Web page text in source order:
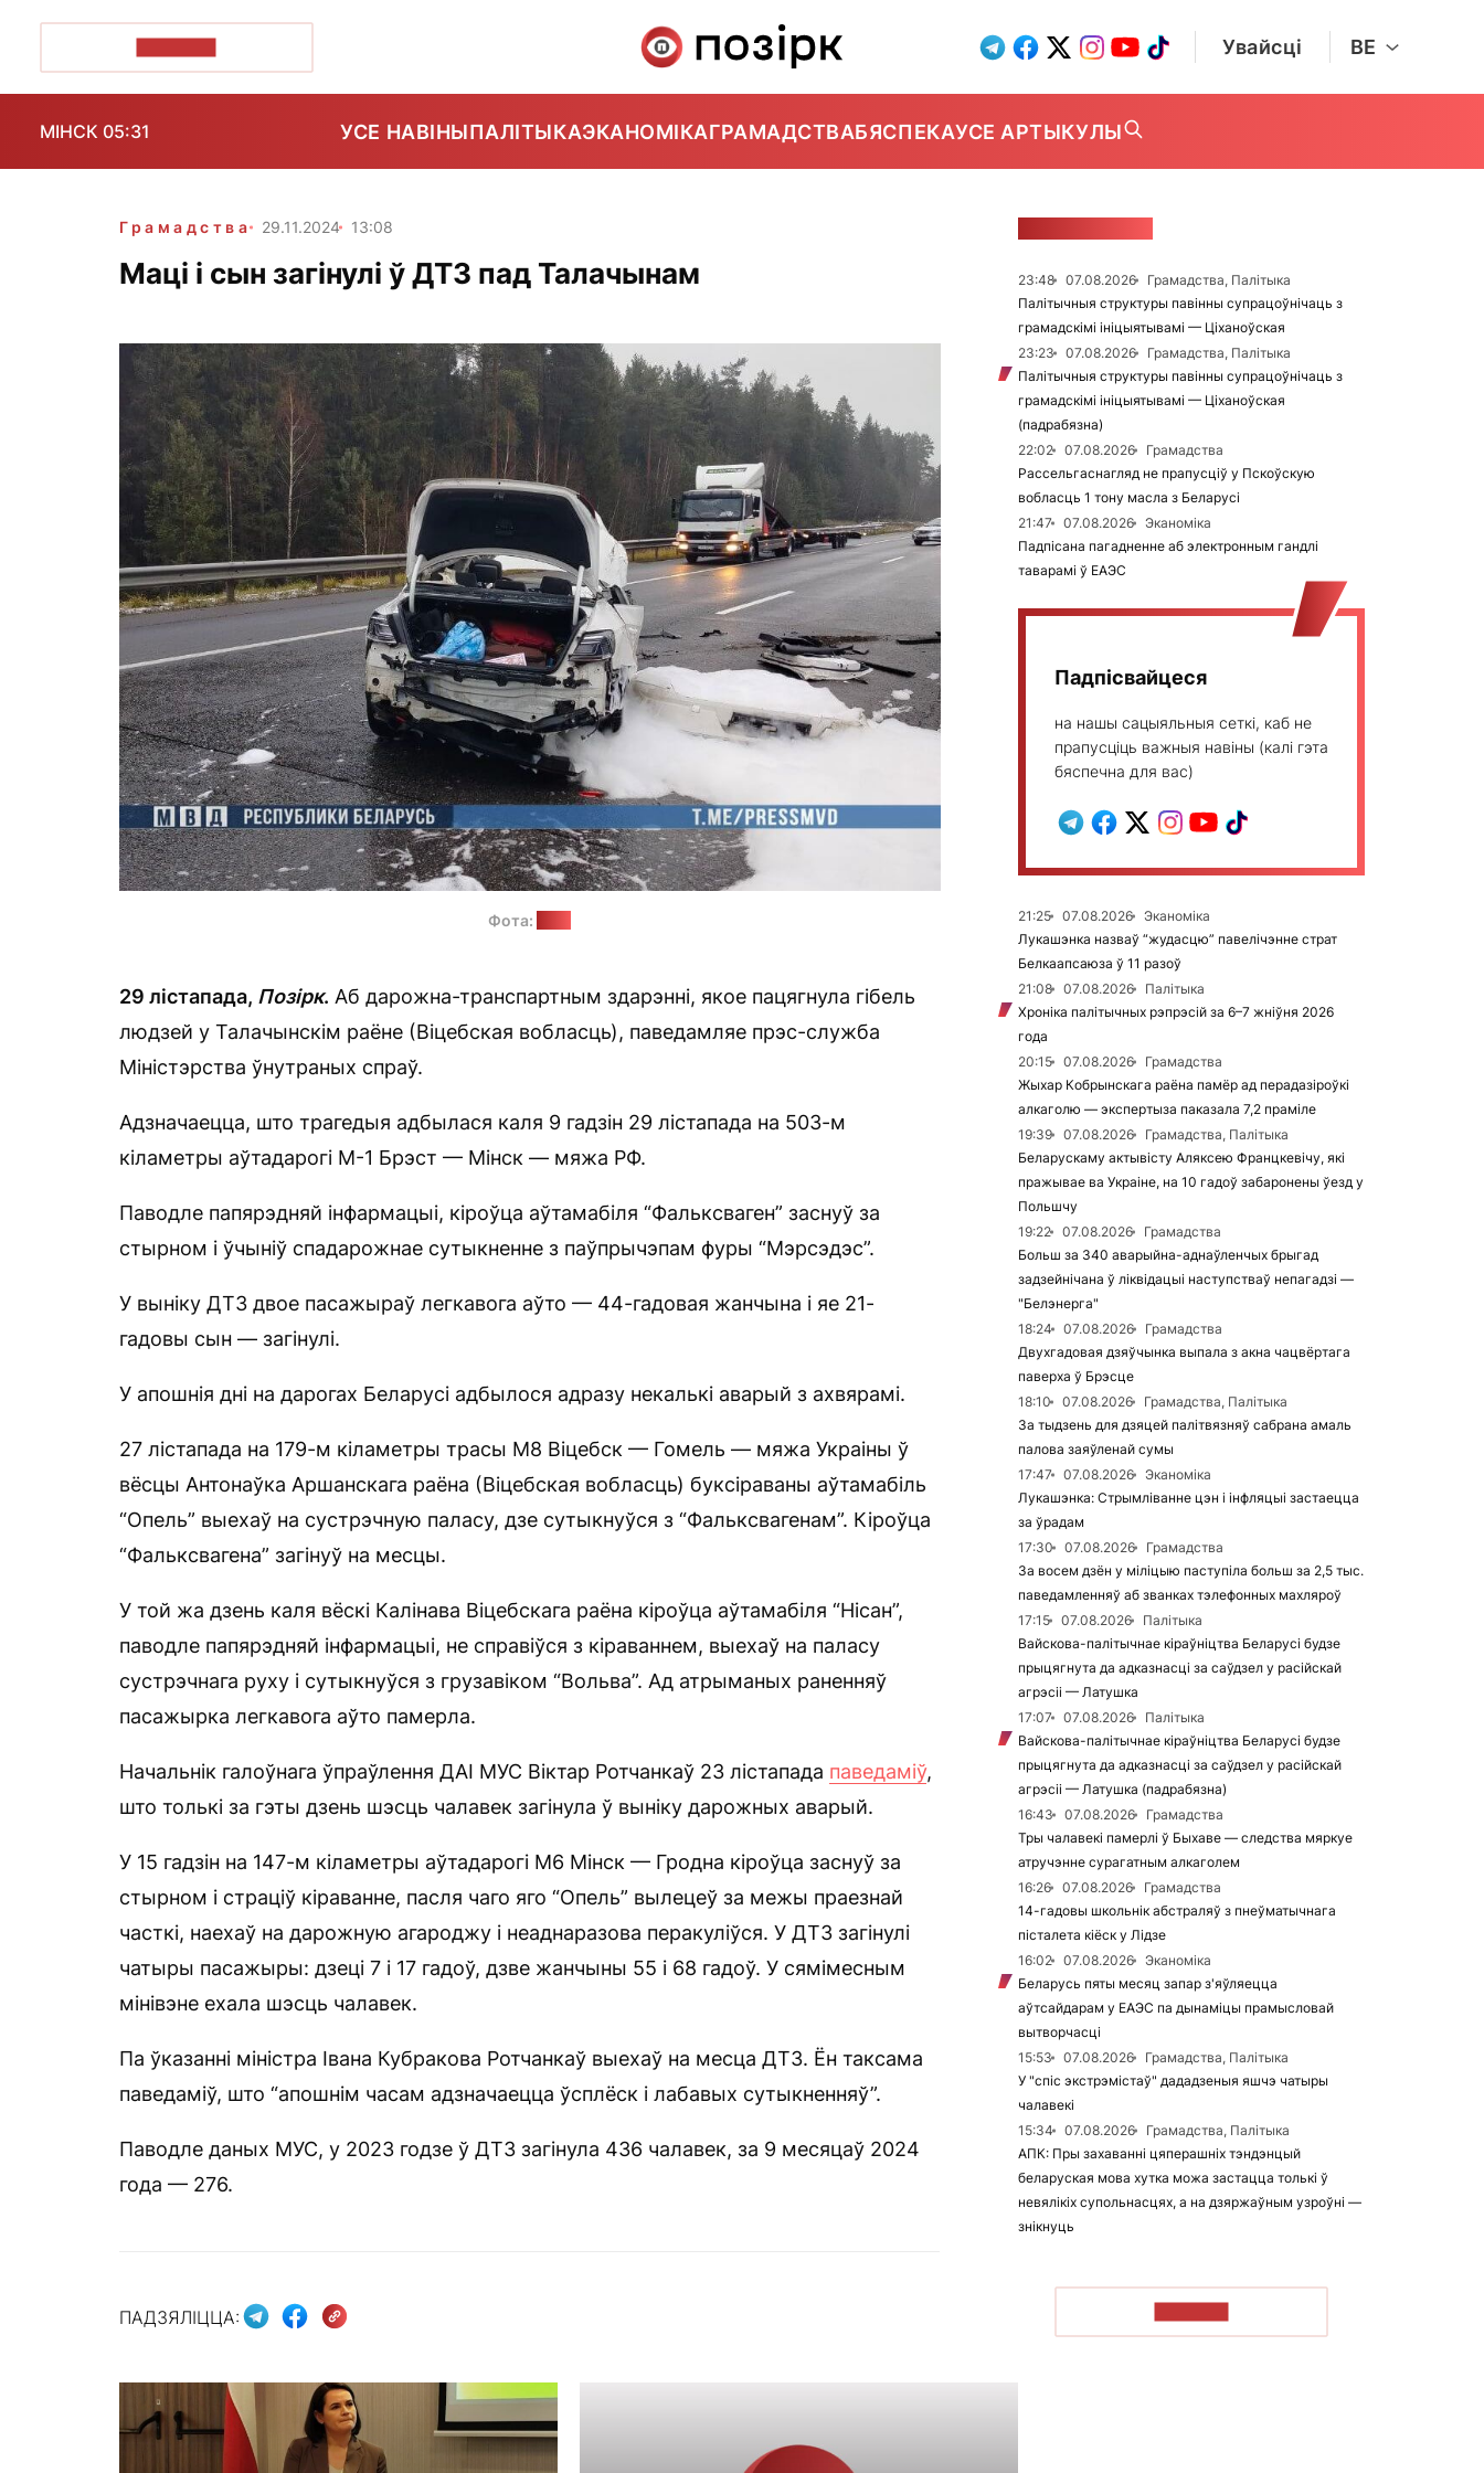
Увайсці BE
МІНСК 05:31 УСЕ НАВІНЫПАЛІТЫКАЭКАНОМІКАГРАМАДСТВАБЯСПЕКАУСЕ АРТЫКУЛЫ
Грамадства 29.11.2024 13:08
Маці і сын загінулі ў ДТЗ пад Талачынам
Фота:
29 лістапада, Позірк. Аб дарожна-транспартным здарэнні, якое пацягнула гібель
людзей у Талачынскім раёне (Віцебская вобласць), паведамляе прэс-служба
Міністэрства ўнутраных спраў.
Адзначаецца, што трагедыя адбылася каля 9 гадзін 29 лістапада на 503-м
кіламетры аўтадарогі М-1 Брэст — Мінск — мяжа РФ.
Паводле папярэдняй інфармацыі, кіроўца аўтамабіля “Фальксваген” заснуў за
стырном і ўчыніў спадарожнае сутыкненне з паўпрычэпам фуры “Мэрсэдэс”.
У выніку ДТЗ двое пасажыраў легкавога аўто — 44-гадовая жанчына і яе 21-
гадовы сын — загінулі.
У апошнія дні на дарогах Беларусі адбылося адразу некалькі аварый з ахвярамі.
27 лістапада на 179-м кіламетры трасы M8 Віцебск — Гомель — мяжа Украіны ў
вёсцы Антонаўка Аршанскага раёна (Віцебская вобласць) буксіраваны аўтамабіль
“Опель” выехаў на сустрэчную паласу, дзе сутыкнуўся з “Фальксвагенам”. Кіроўца
“Фальксвагена” загінуў на месцы.
У той жа дзень каля вёскі Калінава Віцебскага раёна кіроўца аўтамабіля “Нісан”,
паводле папярэдняй інфармацыі, не справіўся з кіраваннем, выехаў на паласу
сустрэчнага руху і сутыкнуўся з грузавіком “Вольва”. Ад атрыманых раненняў
пасажырка легкавога аўто памерла.
Начальнік галоўнага ўпраўлення ДАІ МУС Віктар Ротчанкаў 23 лістапада паведаміў,
што толькі за гэты дзень шэсць чалавек загінула ў выніку дарожных аварый.
У 15 гадзін на 147-м кіламетры аўтадарогі М6 Мінск — Гродна кіроўца заснуў за
стырном і страціў кіраванне, пасля чаго яго “Опель” вылецеў за межы праезнай
часткі, наехаў на дарожную агароджу і неаднаразова перакуліўся. У ДТЗ загінулі
чатыры пасажыры: дзеці 7 і 17 гадоў, дзве жанчыны 55 і 68 гадоў. У сямімесным
мінівэне ехала шэсць чалавек.
Па ўказанні міністра Івана Кубракова Ротчанкаў выехаў на месца ДТЗ. Ён таксама
паведаміў, што “апошнім часам адзначаецца ўсплёск і лабавых сутыкненняў”.
Паводле даных МУС, у 2023 годзе ў ДТЗ загінула 436 чалавек, за 9 месяцаў 2024
года — 276.
ПАДЗЯЛІЦЦА:
23:48 07.08.2026
Грамадства, Палітыка
Палітычныя структуры павінны супрацоўнічаць з
грамадскімі ініцыятывамі — Ціханоўская
23:23
07.08.2026
Грамадства, Палітыка
Палітычныя структуры павінны супрацоўнічаць з
грамадскімі ініцыятывамі — Ціханоўская
(падрабязна)
22:02
07.08.2026
Грамадства
Рассельгаснагляд не прапусціў у Пскоўскую
вобласць 1 тону масла з Беларусі
21:47
07.08.2026
Эканоміка
Падпісана пагадненне аб электронным гандлі
таварамі ў ЕАЭС
Падпісвайцеся
на нашы сацыяльныя сеткі, каб не
прапусціць важныя навіны (калі гэта
бяспечна для вас)
21:25 07.08.2026
Эканоміка
Лукашэнка назваў “жудасцю” павелічэнне страт
Белкаапсаюза ў 11 разоў
21:08
07.08.2026
Палітыка
Хроніка палітычных рэпрэсій за 6–7 жніўня 2026
года
20:15
07.08.2026
Грамадства
Жыхар Кобрынскага раёна памёр ад перадазіроўкі
алкаголю — экспертыза паказала 7,2 праміле
19:39
07.08.2026
Грамадства, Палітыка
Беларускаму актывісту Аляксею Францкевічу, які
пражывае ва Украіне, на 10 гадоў забаронены ўезд у
Польшчу
19:22
07.08.2026
Грамадства
Больш за 340 аварыйна-аднаўленчых брыгад
задзейнічана ў ліквідацыі наступстваў непагадзі —
"Белэнерга"
18:24
07.08.2026
Грамадства
Двухгадовая дзяўчынка выпала з акна чацвёртага
паверха ў Брэсце
18:10
07.08.2026
Грамадства, Палітыка
За тыдзень для дзяцей палітвязняў сабрана амаль
палова заяўленай сумы
17:47
07.08.2026
Эканоміка
Лукашэнка: Стрымліванне цэн і інфляцыі застаецца
за ўрадам
17:30
07.08.2026
Грамадства
За восем дзён у міліцыю паступіла больш за 2,5 тыс.
паведамленняў аб званках тэлефонных махляроў
17:15
07.08.2026
Палітыка
Вайскова-палітычнае кіраўніцтва Беларусі будзе
прыцягнута да адказнасці за саўдзел у расійскай
агрэсіі — Латушка
17:07
07.08.2026
Палітыка
Вайскова-палітычнае кіраўніцтва Беларусі будзе
прыцягнута да адказнасці за саўдзел у расійскай
агрэсіі — Латушка (падрабязна)
16:43
07.08.2026
Грамадства
Тры чалавекі памерлі ў Быхаве — следства мяркуе
атручэнне сурагатным алкаголем
16:26
07.08.2026
Грамадства
14-гадовы школьнік абстраляў з пнеўматычнага
пісталета кіёск у Лідзе
16:02
07.08.2026
Эканоміка
Беларусь пяты месяц запар з'яўляецца
аўтсайдарам у ЕАЭС па дынаміцы прамысловай
вытворчасці
15:53
07.08.2026
Грамадства, Палітыка
У "спіс экстрэмістаў" дададзеныя яшчэ чатыры
чалавекі
15:34
07.08.2026
Грамадства, Палітыка
АПК: Пры захаванні цяперашніх тэндэнцый
беларуская мова хутка можа застацца толькі ў
невялікіх супольнасцях, а на дзяржаўным узроўні —
знікнуць